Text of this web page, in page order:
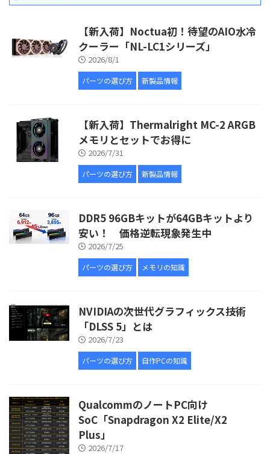
【新入荷】Noctua初！待望のAIO水冷
クーラー「NL-LC1シリーズ」
2026/8/1
パーツの選び方 新製品情報
【新入荷】Thermalright MC-2 ARGB
メモリとセットでお得に
2026/7/31
パーツの選び方 新製品情報
DDR5 96GBキットが64GBキットより
安い！ 価格逆転現象発生中
2026/7/25
パーツの選び方 メモリの知識
NVIDIAの次世代グラフィックス技術
「DLSS 5」とは
2026/7/23
パーツの選び方 自作PCの知識
QualcommのノートPC向け
SoC「Snapdragon X2 Elite/X2
Plus」
2026/7/17